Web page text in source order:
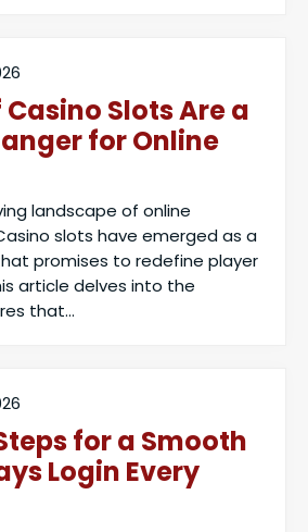
Slots Are a
for Online
landscape of online
slots have emerged as a
promises to redefine player
article delves into the
that...
for a Smooth
Login Every